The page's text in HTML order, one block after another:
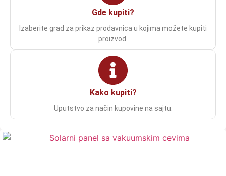
Gde kupiti?
Izaberite grad za prikaz prodavnica u kojima možete kupiti
proizvod.
Kako kupiti?
Uputstvo za način kupovine na sajtu.